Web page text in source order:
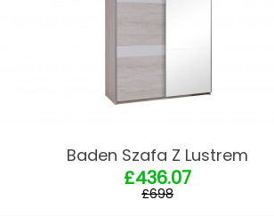
Baden Szafa Z Lustrem
£436.07
£698